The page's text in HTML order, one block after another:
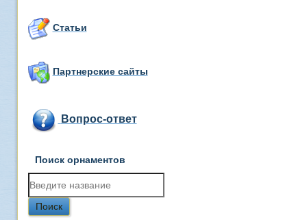
Статьи
Партнерские сайты
Вопрос-ответ
Поиск орнаментов